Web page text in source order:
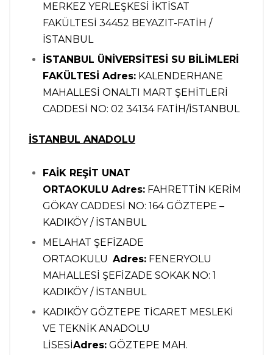
MERKEZ YERLEŞKESİ İKTİSAT
FAKÜLTESİ 34452 BEYAZIT-FATİH /
İSTANBUL
İSTANBUL ÜNİVERSİTESİ SU BİLİMLERİ
FAKÜLTESİ Adres: KALENDERHANE
MAHALLESİ ONALTI MART ŞEHİTLERİ
CADDESİ NO: 02 34134 FATİH/İSTANBUL
İSTANBUL ANADOLU
FAİK REŞİT UNAT
ORTAOKULU Adres: FAHRETTİN KERİM
GÖKAY CADDESİ NO: 164 GÖZTEPE –
KADIKÖY / İSTANBUL
MELAHAT ŞEFİZADE
ORTAOKULU Adres: FENERYOLU
MAHALLESİ ŞEFİZADE SOKAK NO: 1
KADIKÖY / İSTANBUL
KADIKÖY GÖZTEPE TİCARET MESLEKİ
VE TEKNİK ANADOLU
LİSESİAdres: GÖZTEPE MAH.